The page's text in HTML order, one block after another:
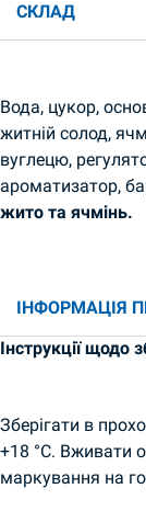
СКЛАД
Вода, цукор,
житній солод,
вуглецю,
ароматизатор,
жито та ячмінь.
ІНФОРМАЦІЯ
Інструкції щодо
Зберігати в
+18 °C. Вживати
маркування на